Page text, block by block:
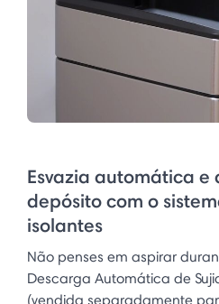
Esvazia automática
depósito com o
isolantes
Não penses em aspirar
Descarga Automática de
(vendida separadamente